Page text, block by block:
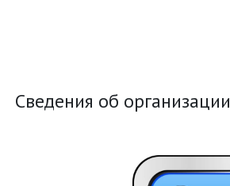
Сведения об организации